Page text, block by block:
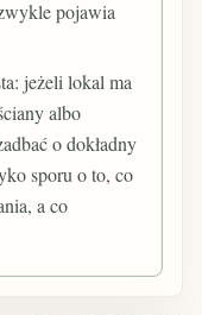
pojawia
jeżeli lokal ma
albo
o dokładny
sporu o to, co
a co